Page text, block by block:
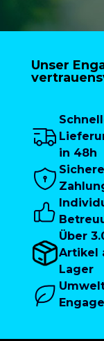
Unser
in 48h
Sichere
Über
Artikel
Lager